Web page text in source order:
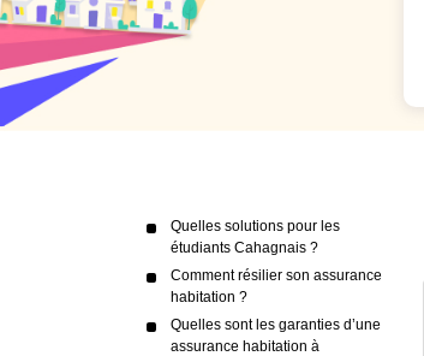
Quelles solutions pour les
étudiants Cahagnais ?
Comment résilier son assurance
habitation ?
Quelles sont les garanties d’une
assurance habitation à